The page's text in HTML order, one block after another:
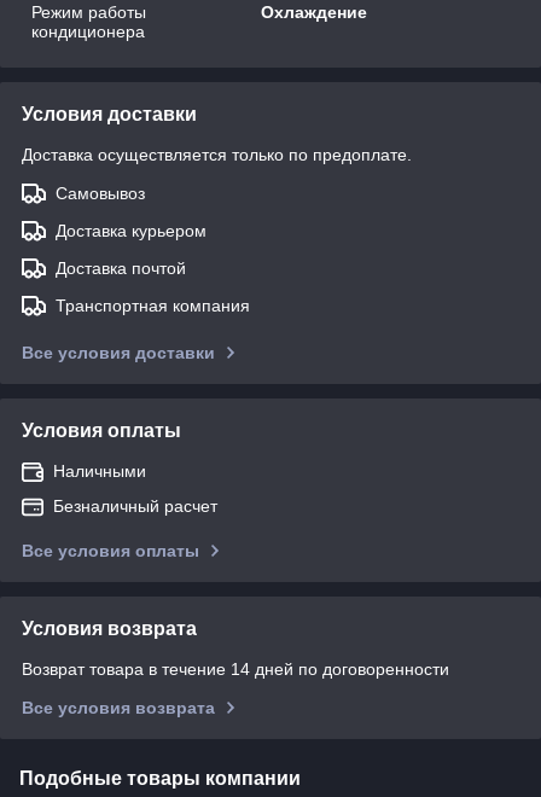
Режим работы
кондиционера
Охлаждение
Условия доставки
Доставка осуществляется только по предоплате.
Самовывоз
Доставка курьером
Доставка почтой
Транспортная компания
Все условия доставки
Условия оплаты
Наличными
Безналичный расчет
Все условия оплаты
Условия возврата
Возврат товара в течение 14 дней по договоренности
Все условия возврата
Подобные товары компании